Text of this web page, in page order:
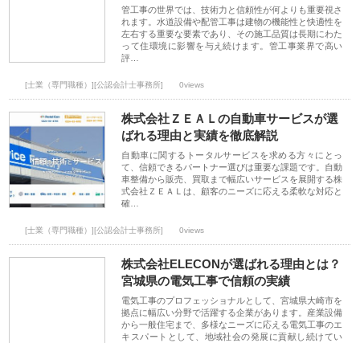
管工事の世界では、技術力と信頼性が何よりも重要視さ
れます。水道設備や配管工事は建物の機能性と快適性を
左右する重要な要素であり、その施工品質は長期にわた
って住環境に影響を与え続けます。管工事業界で高い
評…
[士業（専門職種）][公認会計士事務所] 0views
株式会社ＺＥＡＬの自動車サービスが選
ばれる理由と実績を徹底解説
自動車に関するトータルサービスを求める方々にとっ
て、信頼できるパートナー選びは重要な課題です。自動
車整備から販売、買取まで幅広いサービスを展開する株
式会社ＺＥＡＬは、顧客のニーズに応える柔軟な対応と
確…
[士業（専門職種）][公認会計士事務所] 0views
株式会社ELECONが選ばれる理由とは？
宮城県の電気工事で信頼の実績
電気工事のプロフェッショナルとして、宮城県大崎市を
拠点に幅広い分野で活躍する企業があります。産業設備
から一般住宅まで、多様なニーズに応える電気工事のエ
キスパートとして、地域社会の発展に貢献し続けてい